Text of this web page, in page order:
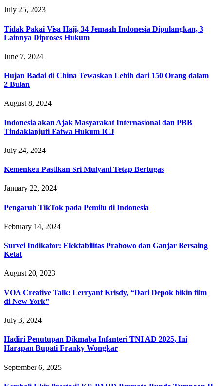
July 25, 2023
Tidak Pakai Visa Haji, 34 Jemaah Indonesia Dipulangkan, 3
Lainnya Diproses Hukum
June 7, 2024
Hujan Badai di China Tewaskan Lebih dari 150 Orang dalam
2 Bulan
August 8, 2024
Indonesia akan Ajak Masyarakat Internasional dan PBB
Tindaklanjuti Fatwa Hukum ICJ
July 24, 2024
Kemenkeu Pastikan Sri Mulyani Tetap Bertugas
January 22, 2024
Pengaruh TikTok pada Pemilu di Indonesia
February 14, 2024
Survei Indikator: Elektabilitas Prabowo dan Ganjar Bersaing
Ketat
August 20, 2023
VOA Creative Talk: Lerryant Krisdy, “Dari Depok bikin film
di New York”
July 3, 2024
Hadiri Penutupan Dikmaba Infanteri TNI AD 2025, Ini
Harapan Bupati Franky Wongkar
September 6, 2025